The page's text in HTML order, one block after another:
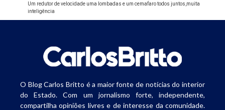
Um redutor de velocidade uma lombadas e um cemafaro todos juntos,muita
inteligência
O Blog Carlos Britto é a maior fonte de notícias do interior
do Estado. Com um jornalismo forte, independente,
compartilha opiniões livres e de interesse da comunidade.